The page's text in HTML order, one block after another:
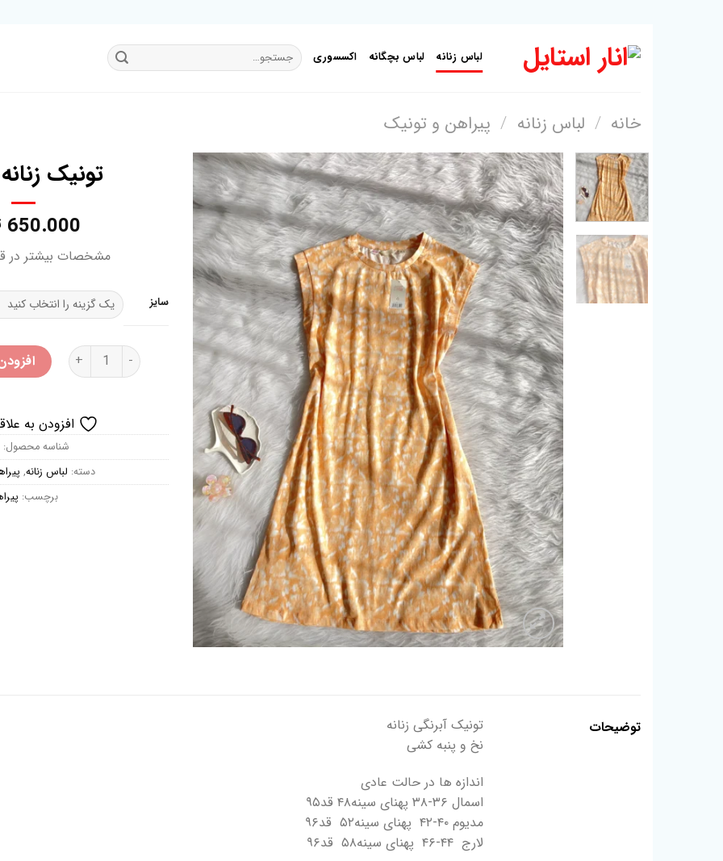
لباس زنانه لباس بچگانه اکسسوری
جستجو
برای:
خانه / لباس زنانه / پیراهن و تونیک
افزودن
به
علاقه
مندی
ها
تونیک
650.000
مشخصات بیشتر در
سایز
تونیک زنانه اسمارا عدد
افزودن به
شناسه محصول:
دسته: لباس زنانه,
برچسب:
توضیحات
تونیک آبرنگی زنانه
نخ و پنبه کشی
اندازه ها در حالت عادی
اسمال ۳۶-۳۸ پهنای سینه۴۸ قد۹۵
مدیوم ۴۰-۴۲ پهنای سینه۵۲ قد۹۶
لارج ۴۴-۴۶ پهنای سینه۵۸ قد۹۶